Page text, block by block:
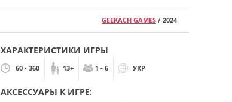
GEEKACH GAMES / 2024
ХАРАКТЕРИСТИКИ ИГРЫ
60 - 360 13+ 1 - 6 УКР
АКСЕССУАРЫ К ИГРЕ: